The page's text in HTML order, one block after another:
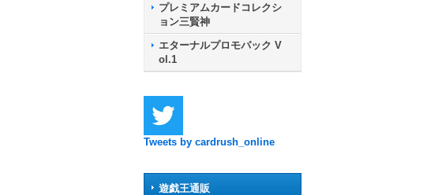
プレミアムカードコレクシ
ョン三賢神
エターナルプロモパック V
ol.1
Tweets by cardrush_online
遊戯王通販